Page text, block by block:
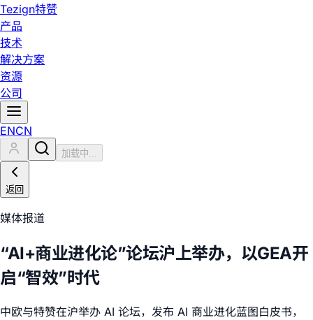
Tezign特赞
产品
技术
解决方案
资源
公司
ENCN
加载中...
返回
媒体报道
“AI+商业进化论”论坛沪上举办，以GEA开
启“智效”时代
中欧与特赞在沪举办 AI 论坛，发布 AI 商业进化蓝图白皮书，